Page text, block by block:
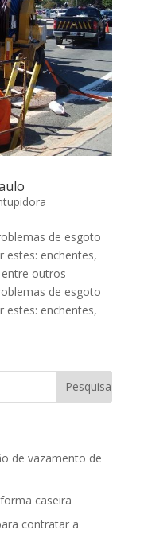
de esgoto
estes: enchentes,
outros
de esgoto
estes: enchentes,
de vazamento de
caseira
contratar a